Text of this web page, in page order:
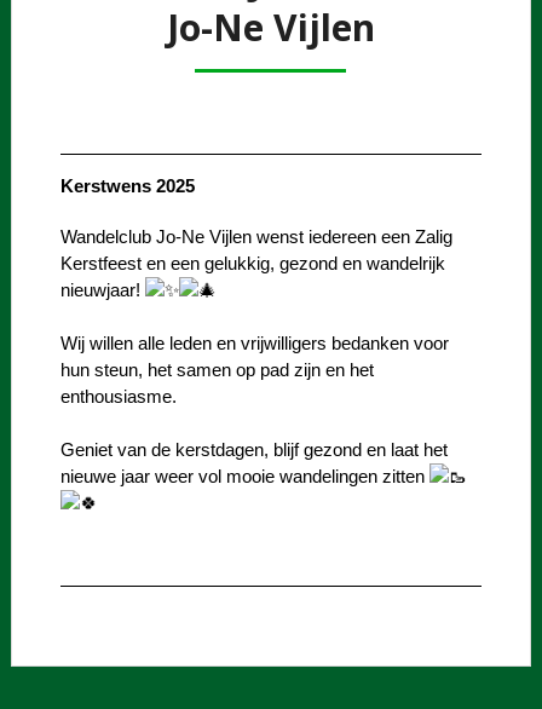
Jo-Ne Vijlen
Kerstwens 2025
Wandelclub Jo-Ne Vijlen wenst iedereen een Zalig
Kerstfeest en een gelukkig, gezond en wandelrijk
nieuwjaar!
Wij willen alle leden en vrijwilligers bedanken voor
hun steun, het samen op pad zijn en het
enthousiasme.
Geniet van de kerstdagen, blijf gezond en laat het
nieuwe jaar weer vol mooie wandelingen zitten